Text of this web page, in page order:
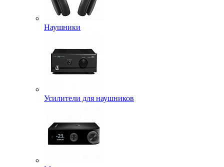
Наушники
Усилители для наушников